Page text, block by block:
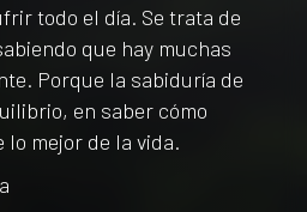
todo el día. Se trata de
que hay muchas
Porque la sabiduría de
en saber cómo
mejor de la vida.